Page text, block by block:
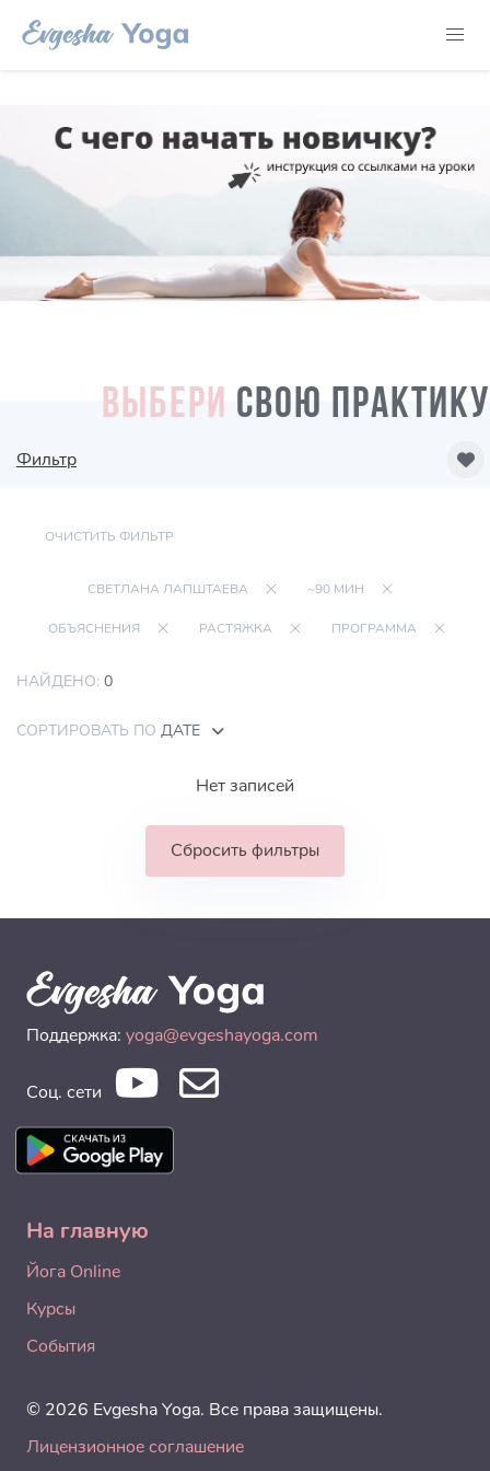
ВЫБЕРИ СВОЮ ПРАКТИКУ
Фильтр
ОЧИСТИТЬ ФИЛЬТР
СВЕТЛАНА ЛАПШТАЕВА ~90 МИН
ОБЪЯСНЕНИЯ РАСТЯЖКА ПРОГРАММА
НАЙДЕНО: 0
СОРТИРОВАТЬ ПО ДАТЕ
Нет записей
Сбросить фильтры
Поддержка: yoga@evgeshayoga.com
Соц. сети
На главную
Йога Online
Курсы
События
© 2026 Evgesha Yoga. Все права защищены.
Лицензионное соглашение